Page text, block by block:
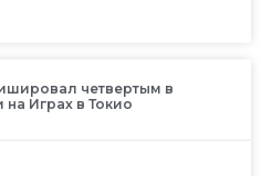
четвертым в
Играх в Токио